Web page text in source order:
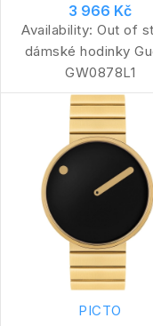
3 966 Kč
Availability: Out of
dámské hodinky
GW0878L1
PICTO